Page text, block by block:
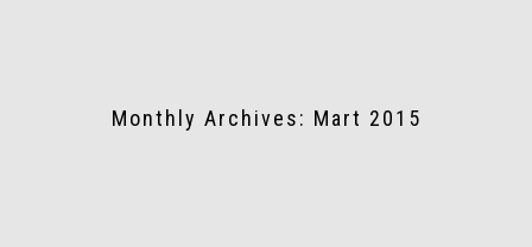
Monthly Archives: Mart 2015